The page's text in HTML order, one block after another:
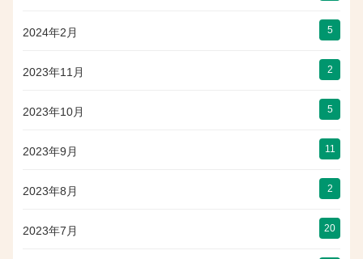
2024年2月 5
2023年11月 2
2023年10月 5
2023年9月 11
2023年8月 2
2023年7月 20